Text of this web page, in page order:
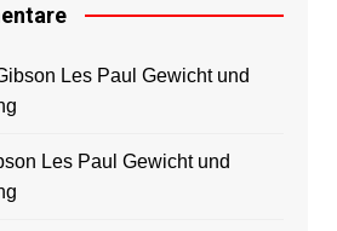
Les Paul Gewicht und
Les Paul Gewicht und